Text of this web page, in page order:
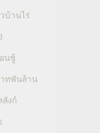
บ้านไร่
นชู้
ทพันล้าน
งก์